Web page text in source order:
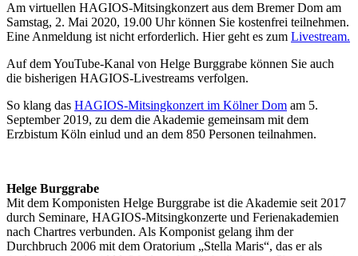
Am virtuellen HAGIOS-Mitsingkonzert aus dem Bremer Dom am
Samstag, 2. Mai 2020, 19.00 Uhr können Sie kostenfrei teilnehmen.
Eine Anmeldung ist nicht erforderlich. Hier geht es zum Livestream.
Auf dem YouTube-Kanal von Helge Burggrabe können Sie auch
die bisherigen HAGIOS-Livestreams verfolgen.
So klang das HAGIOS-Mitsingkonzert im Kölner Dom am 5.
September 2019, zu dem die Akademie gemeinsam mit dem
Erzbistum Köln einlud und an dem 850 Personen teilnahmen.
Helge Burggrabe
Mit dem Komponisten Helge Burggrabe ist die Akademie seit 2017
durch Seminare, HAGIOS-Mitsingkonzerte und Ferienakademien
nach Chartres verbunden. Als Komponist gelang ihm der
Durchbruch 2006 mit dem Oratorium „Stella Maris“, das er als